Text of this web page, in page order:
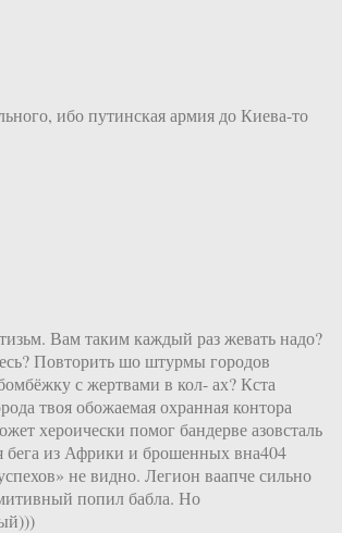
ибо путинская армия до Киева-то
Вам таким каждый раз жевать надо?
Повторить шо штурмы городов
с жертвами в кол- ах? Кста
твоя обожаемая охранная контора
хероически помог бандерве азовсталь
бега из Африки и брошенных вна404
не видно. Легион ваапче сильно
попил бабла. Но